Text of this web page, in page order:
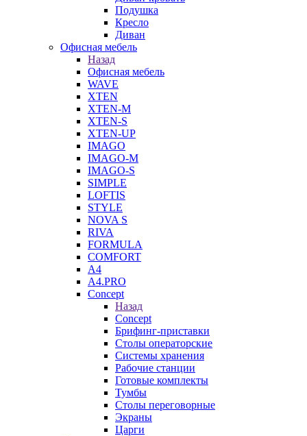
Подушка
Кресло
Диван
Офисная мебель
Назад
Офисная мебель
WAVE
XTEN
XTEN-M
XTEN-S
XTEN-UP
IMAGO
IMAGO-M
IMAGO-S
SIMPLE
LOFTIS
STYLE
NOVA S
RIVA
FORMULA
COMFORT
A4
A4.PRO
Concept
Назад
Concept
Брифинг-приставки
Столы операторские
Системы хранения
Рабочие станции
Готовые комплекты
Тумбы
Столы переговорные
Экраны
Царги